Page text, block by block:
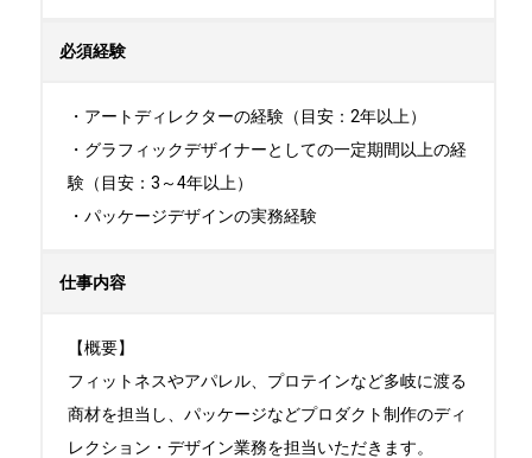
必須経験
・アートディレクターの経験（目安：2年以上）
・グラフィックデザイナーとしての一定期間以上の経
験（目安：3～4年以上）
・パッケージデザインの実務経験
仕事内容
【概要】
フィットネスやアパレル、プロテインなど多岐に渡る
商材を担当し、パッケージなどプロダクト制作のディ
レクション・デザイン業務を担当いただきます。